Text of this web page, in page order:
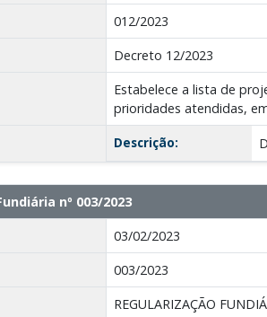
012/2023
Decreto 12/2023
Estabelece a lista de
prioridades atendidas,
Descrição:
nº 003/2023
03/02/2023
003/2023
REGULARIZAÇÃO